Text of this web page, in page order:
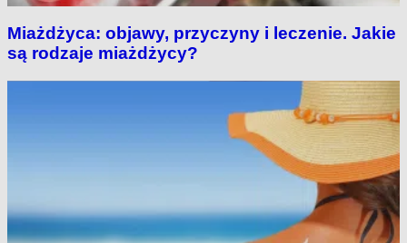
Miażdżyca: objawy, przyczyny i leczenie. Jakie
są rodzaje miażdżycy?